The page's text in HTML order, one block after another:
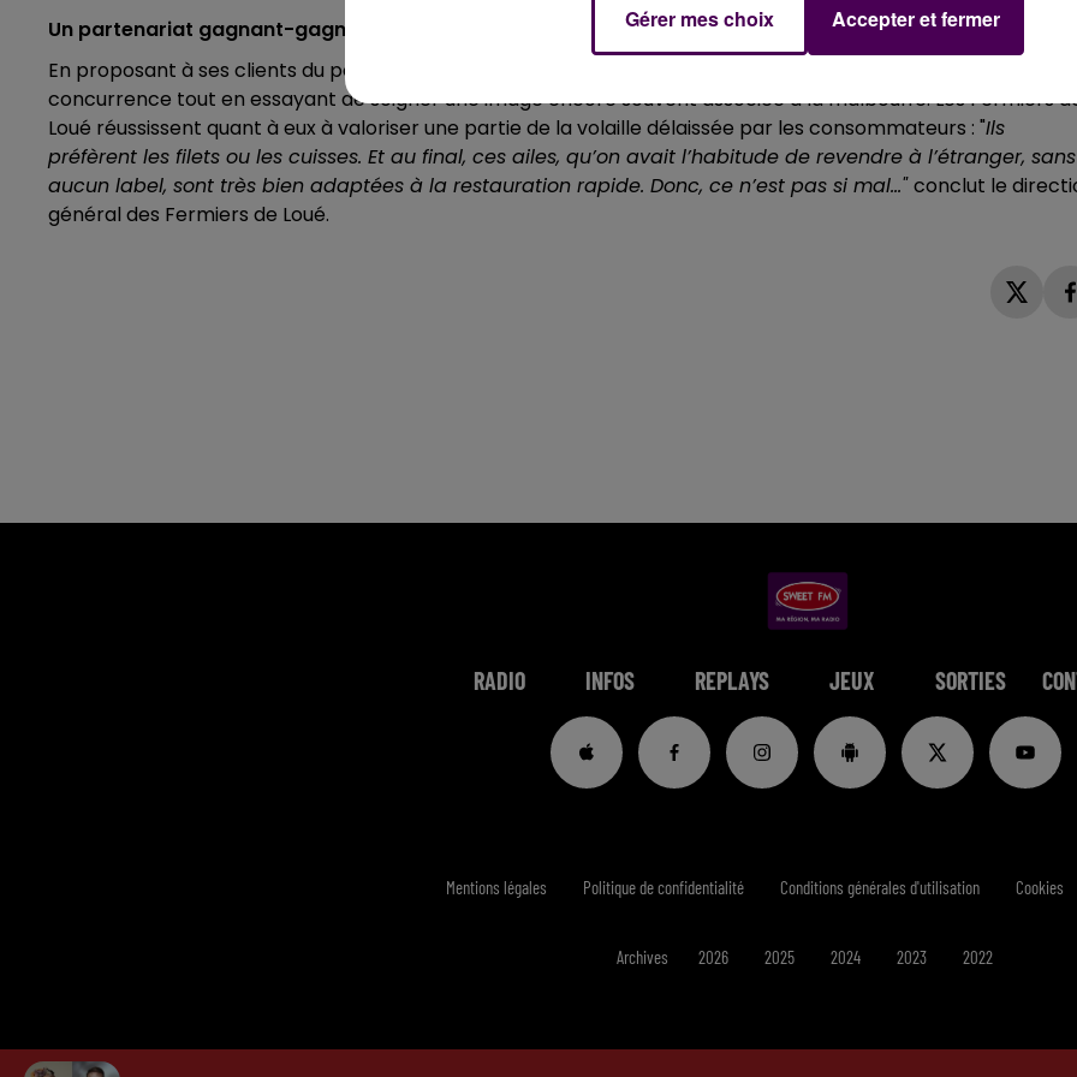
Un partenariat gagnant-gagnant
En proposant à ses clients du poulet labélisé,
concurrence tout en essayant de soigner une image encore souvent associée à la malbouffe. Les Fermiers
Loué réussissent quant à eux à valoriser une partie de la volaille délaissée par les consommateurs : "Ils
préfèrent les filets ou les cuisses. Et au final, ces ailes, qu’on avait l’habitude de revendre à l’étranger, sans
aucun label, sont très bien adaptées à la restauration rapide. Donc, ce n’est pas si mal…"conclut le
général des Fermiers de Loué.
RADIO INFOS REPLAYS JEUX SORTIES
Mentions légales Politique de confidentialité Conditions générales d'utilisation Cookies
Archives 2026 2025 2024 2023 2022
Gérer mes choix Accepter et fermer